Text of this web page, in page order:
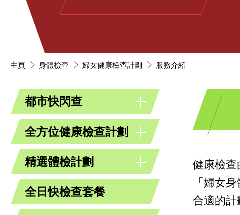
主頁 身體檢查 婦女健康檢查計劃 服務介紹
都市快閃查
全方位健康檢查計劃
精選體檢計劃
全日快檢查套餐
健康檢
「婦女
合適的計